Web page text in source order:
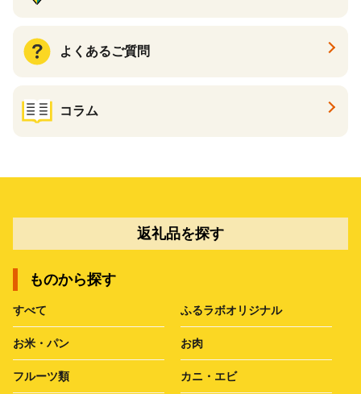
よくあるご質問
コラム
返礼品を探す
ものから探す
すべて ふるラボオリジナル
お米・パン お肉
フルーツ類 カニ・エビ